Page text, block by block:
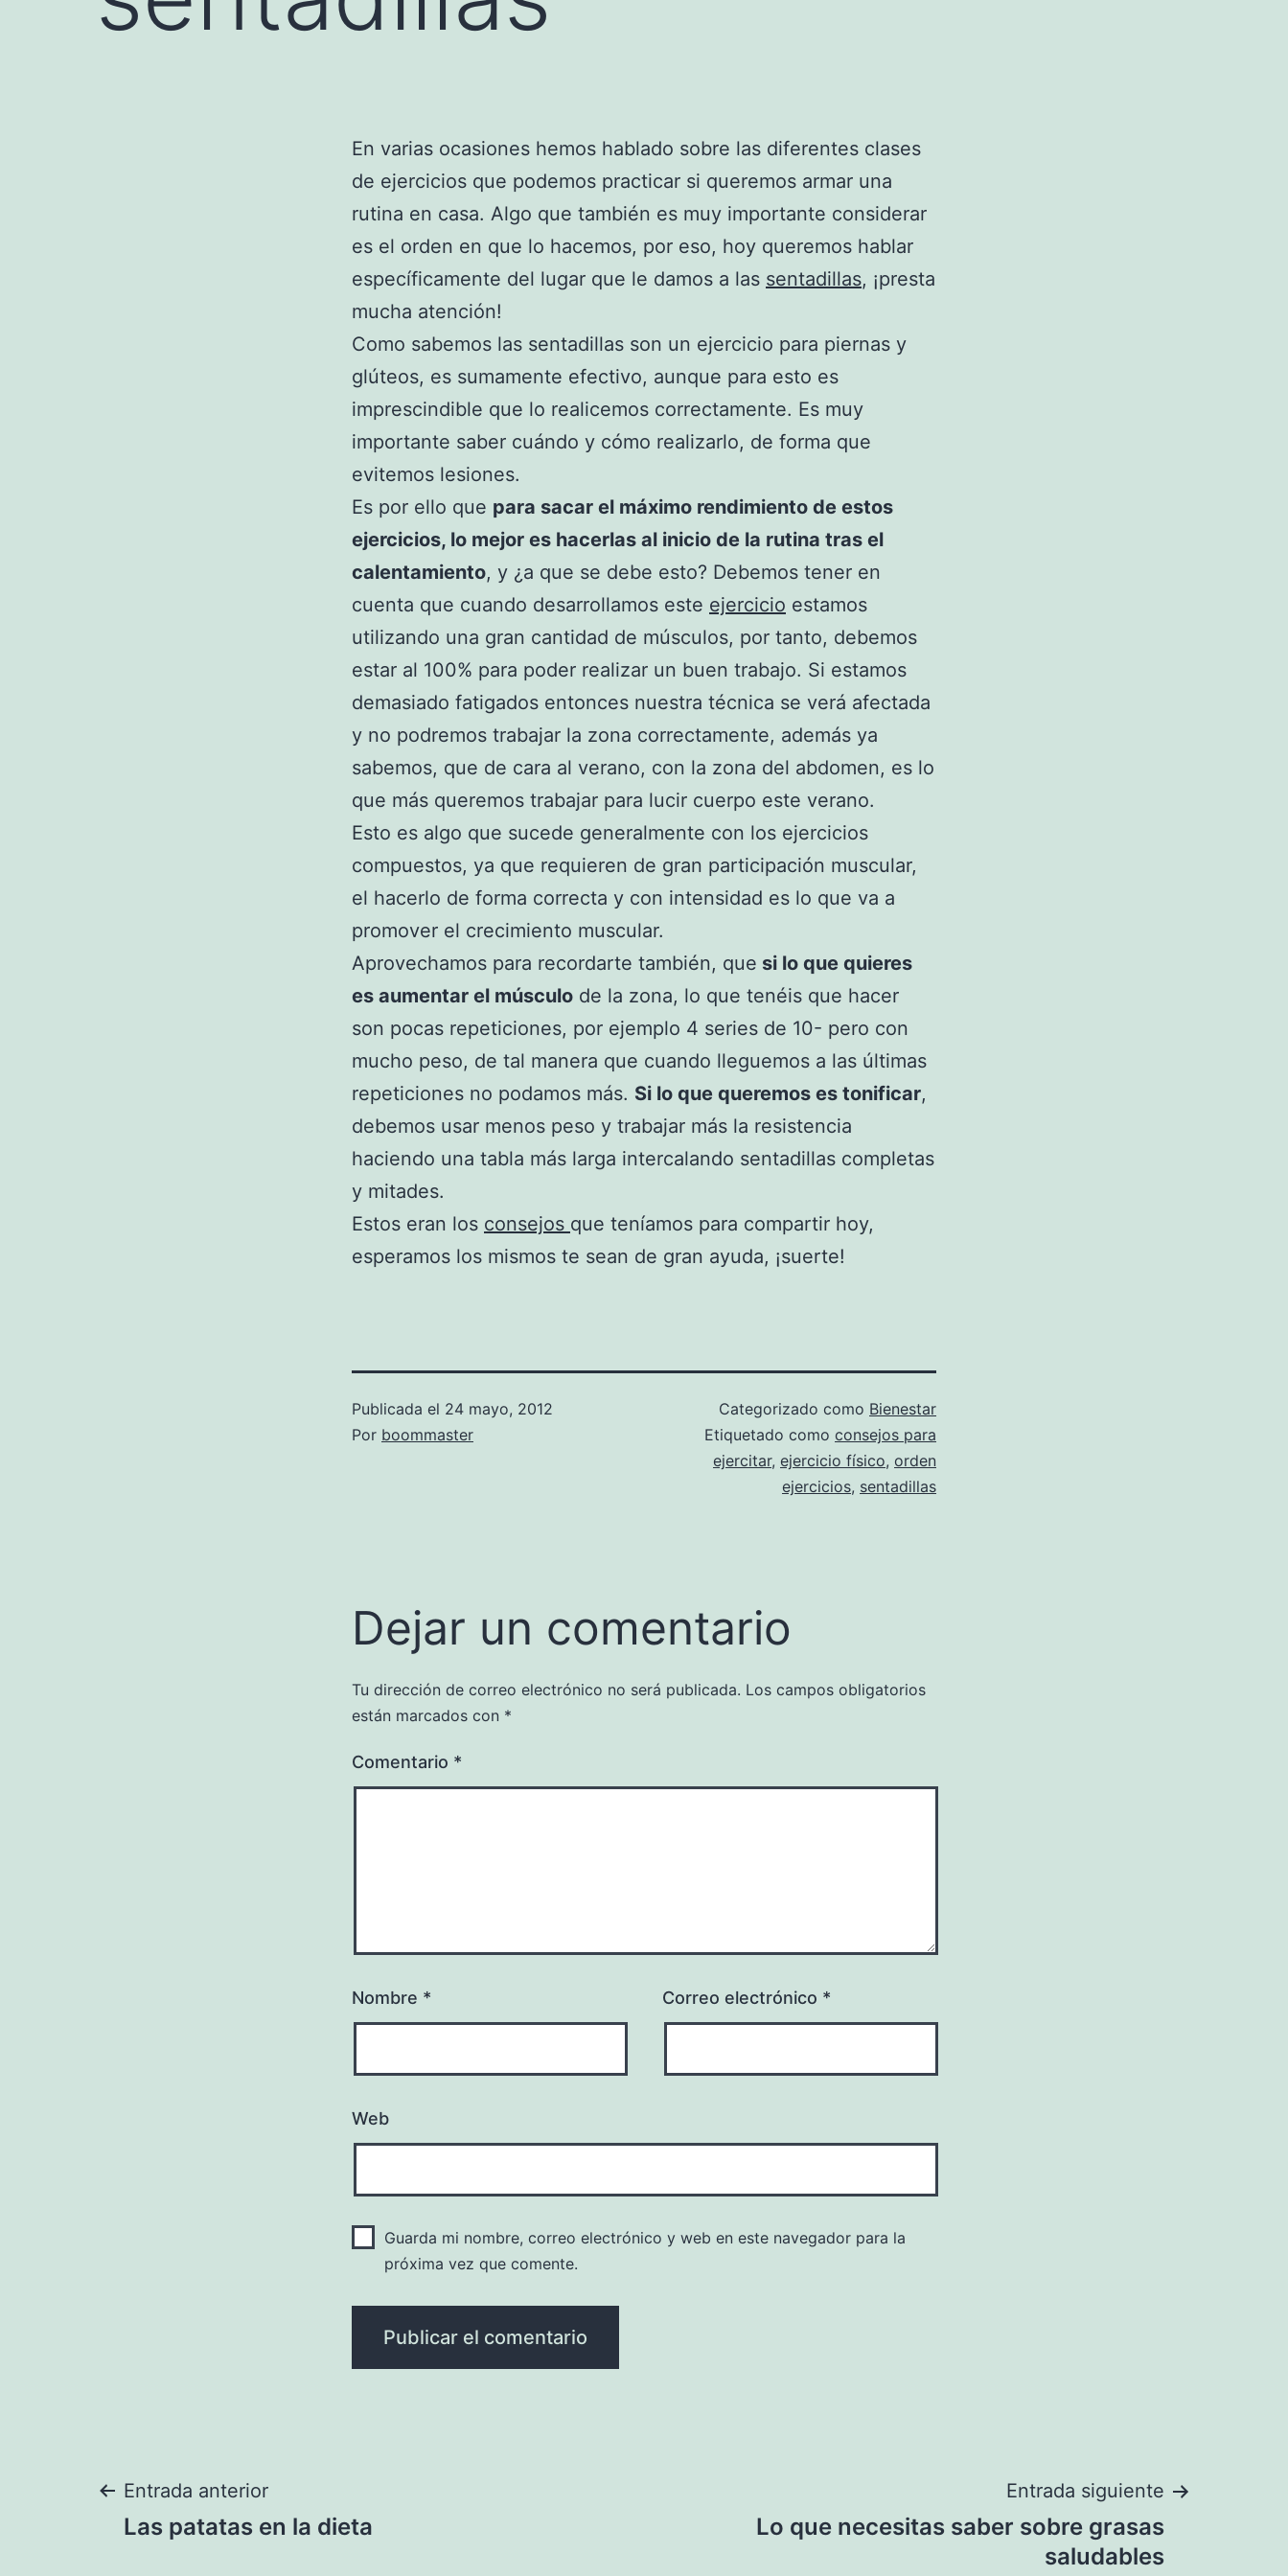
En varias ocasiones hemos hablado sobre las diferentes clases
de ejercicios que podemos practicar si queremos armar una
rutina en casa. Algo que también es muy importante considerar
es el orden en que lo hacemos, por eso, hoy queremos hablar
específicamente del lugar que le damos a las sentadillas, ¡presta
mucha atención!
Como sabemos las sentadillas son un ejercicio para piernas y
glúteos, es sumamente efectivo, aunque para esto es
imprescindible que lo realicemos correctamente. Es muy
importante saber cuándo y cómo realizarlo, de forma que
evitemos lesiones.
Es por ello que para sacar el máximo rendimiento de estos
ejercicios, lo mejor es hacerlas al inicio de la rutina tras el
calentamiento, y ¿a que se debe esto? Debemos tener en
cuenta que cuando desarrollamos este ejercicio estamos
utilizando una gran cantidad de músculos, por tanto, debemos
estar al 100% para poder realizar un buen trabajo. Si estamos
demasiado fatigados entonces nuestra técnica se verá afectada
y no podremos trabajar la zona correctamente, además ya
sabemos, que de cara al verano, con la zona del abdomen, es lo
que más queremos trabajar para lucir cuerpo este verano.
Esto es algo que sucede generalmente con los ejercicios
compuestos, ya que requieren de gran participación muscular,
el hacerlo de forma correcta y con intensidad es lo que va a
promover el crecimiento muscular.
Aprovechamos para recordarte también, que si lo que quieres
es aumentar el músculo de la zona, lo que tenéis que hacer
son pocas repeticiones, por ejemplo 4 series de 10- pero con
mucho peso, de tal manera que cuando lleguemos a las últimas
repeticiones no podamos más. Si lo que queremos es tonificar,
debemos usar menos peso y trabajar más la resistencia
haciendo una tabla más larga intercalando sentadillas completas
y mitades.
Estos eran los consejos que teníamos para compartir hoy,
esperamos los mismos te sean de gran ayuda, ¡suerte!
Publicada el 24 mayo, 2012
Por boommaster
Categorizado como Bienestar
Etiquetado como consejos para
ejercitar, ejercicio físico, orden
ejercicios, sentadillas
Dejar un comentario
Tu dirección de correo electrónico no será publicada. Los campos obligatorios
están marcados con *
Comentario *
Nombre * Correo electrónico *
Web
Guarda mi nombre, correo electrónico y web en este navegador para la
próxima vez que comente.
Navegación
Entrada anterior
Las patatas en la dieta
Entrada siguiente
Lo que necesitas saber sobre grasas
saludables